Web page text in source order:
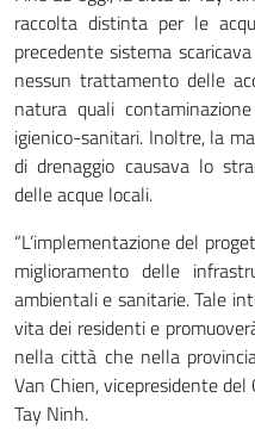
raccolta distinta per le
precedente sistema
nessun trattamento delle
natura quali
igienico-sanitari. Inoltre, la
di drenaggio causava lo
delle acque locali.
“L’implementazione del
miglioramento delle
ambientali e sanitarie. Tale
vita dei residenti e
nella città che nella
Van Chien, vicepresidente
Tay Ninh.